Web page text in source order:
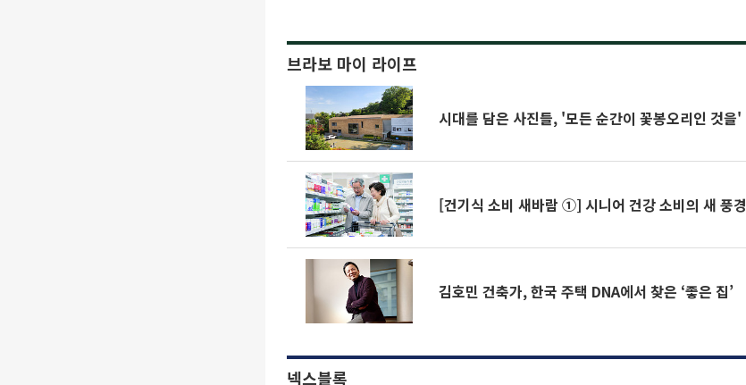
브라보 마이 라이프
시대를 담은 사진들, '모든 순간이 꽃봉오리인 것을'
[건기식 소비 새바람 ①] 시니어 건강 소비의 새 풍경
김호민 건축가, 한국 주택 DNA에서 찾은 ‘좋은 집’
넥스블록